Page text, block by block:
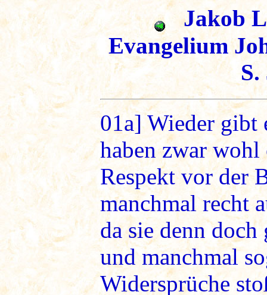
Jakob
Evangelium
01a]Wieder gibt
haben zwar wohl
Respekt vor der
manchmal recht
da sie denn
und manchmal
Widersprüche